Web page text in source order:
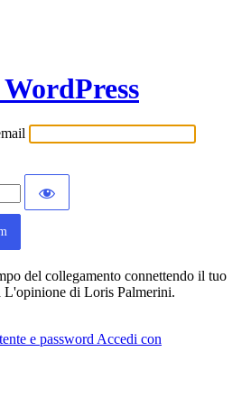
del collegamento connettendo il tuo
L'opinione di Loris Palmerini.
e password Accedi con